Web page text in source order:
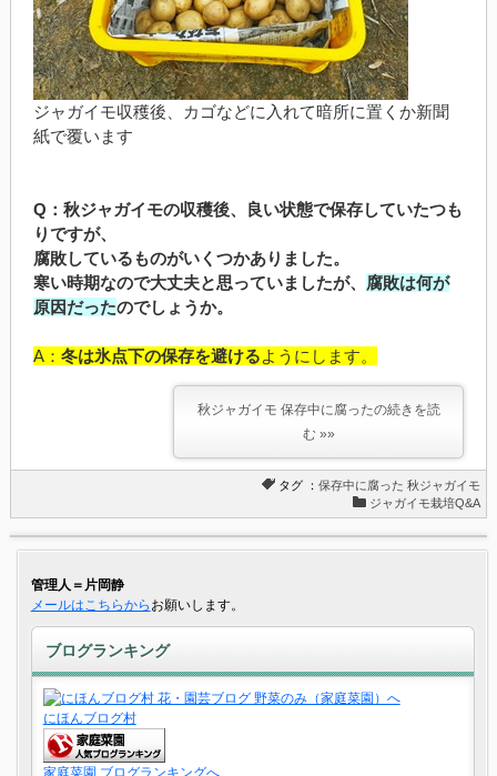
ジャガイモ収穫後、カゴなどに入れて暗所に置くか新聞
紙で覆います
Q：秋ジャガイモの収穫後、良い状態で保存していたつも
りですが、
腐敗しているものがいくつかありました。
寒い時期なので大丈夫と思っていましたが、 腐敗は何が
原因だったのでしょうか。
A： 冬は氷点下の保存を避けるようにします。
秋ジャガイモ 保存中に腐ったの続きを読
む »»
タグ ：保存中に腐った 秋ジャガイモ
ジャガイモ栽培Q&A
管理人＝片岡静
メールはこちらから お願いします。
ブログランキング
にほんブログ村
家庭菜園 ブログランキングへ